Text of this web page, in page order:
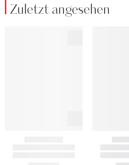
Zuletzt angesehen